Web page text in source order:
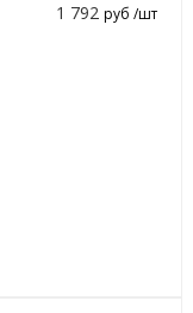
1 792руб /шт